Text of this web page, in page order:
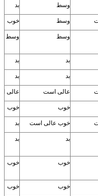
وسط بد
وسط خوب
وسط وسط
بد بد
بد بد
عالی است عالی
خوب خوب
خوب عالی است بد
بد بد
خوب خوب
خوب خوب